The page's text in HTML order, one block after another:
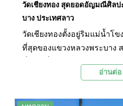
วัดเชียงทอง สุดยอดอัญมณีศิลป
บาง ประเทศลาว
วัดเชียงทองตั้งอยู่ริมแม่น้ำโข
ที่สุดของแขวงหลวงพระบาง
โดยเป็นวัดที่มีความสวยงามอ
สถาปัตยกรรมสกุลช่างล้านช้า
อ่านต่อ